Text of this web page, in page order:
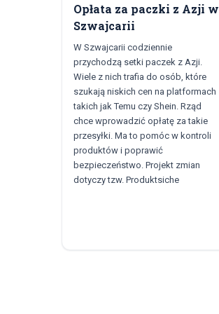
Opłata za paczki z Azji w
Szwajcarii
W Szwajcarii codziennie
przychodzą setki paczek z Azji.
Wiele z nich trafia do osób, które
szukają niskich cen na platformach
takich jak Temu czy Shein. Rząd
chce wprowadzić opłatę za takie
przesyłki. Ma to pomóc w kontroli
produktów i poprawić
bezpieczeństwo. Projekt zmian
dotyczy tzw. Produktsiche